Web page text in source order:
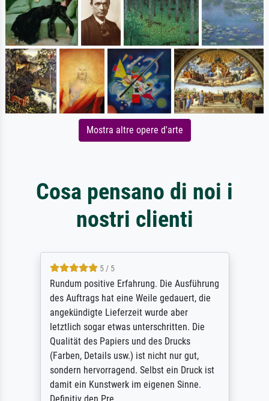
Mostra altre opere d'arte
Cosa pensano di noi i
nostri clienti
5 / 5
Rundum positive Erfahrung. Die Ausführung
des Auftrags hat eine Weile gedauert, die
angekündigte Lieferzeit wurde aber
letztlich sogar etwas unterschritten. Die
Qualität des Papiers und des Drucks
(Farben, Details usw.) ist nicht nur gut,
sondern hervorragend. Selbst ein Druck ist
damit ein Kunstwerk im eigenen Sinne.
Definitiv den Pre...